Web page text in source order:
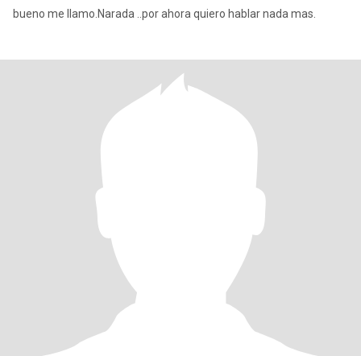
bueno me llamo.Narada ..por ahora quiero hablar nada mas.